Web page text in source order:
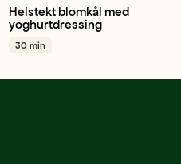
Blomkål Vårløk
Sitron
Helstekt blomkål med
yoghurtdressing
30 min